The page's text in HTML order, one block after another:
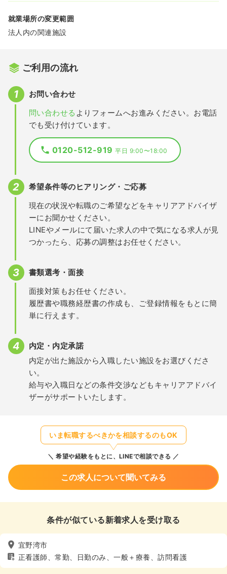
就業場所の変更範囲
法人内の関連施設
ご利用の流れ
お問い合わせ
問い合わせる よりフォームへお進みください。お電話
でも受け付けています。
0120-512-919平日 9:00〜18:00
希望条件等のヒアリング・ご応募
現在の状況や転職のご希望などをキャリアアドバイザ
ーにお聞かせください。
LINEやメールにて届いた求人の中で気になる求人が見
つかったら、応募の調整はお任せください。
書類選考・面接
面接対策もお任せください。
履歴書や職務経歴書の作成も、ご登録情報をもとに簡
単に行えます。
内定・内定承諾
内定が出た施設から入職したい施設をお選びくださ
い。
給与や入職日などの条件交渉などもキャリアアドバイ
ザーがサポートいたします。
いま転職するべきかを相談するのもOK
希望や経験をもとに、LINEで相談できる
この求人について聞いてみる
条件が似ている新着求人を受け取る
宜野湾市
正看護師、常勤、日勤のみ、一般＋療養、訪問看護